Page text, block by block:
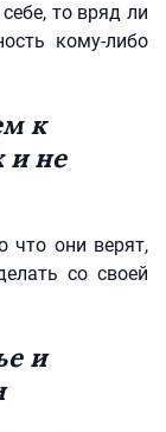
то вряд ли
кому-либо
к
и не
что они верят,
со своей
и